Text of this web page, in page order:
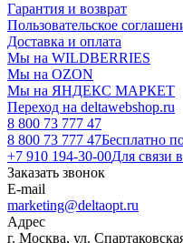
Гарантия и возврат
Пользовательское
Доставка и оплата
Мы на WILDBERRIES
Мы на OZON
Мы на ЯНДЕКС МАРКЕТ
Переход на deltawebshop.ru
8 800 73 777 47
8 800 73 777 47Бесплатно
+7 910 194-30-00Для связи
Заказать звонок
E-mail
marketing@deltaopt.ru
Адрес
г. Москва, ул.